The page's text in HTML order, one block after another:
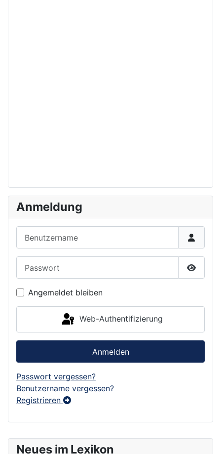
Neues im Lexikon
Anmeldung
Angemeldet bleiben
Web-Authentifizierung
Anmelden
Passwort vergessen?
Benutzername vergessen?
Registrieren